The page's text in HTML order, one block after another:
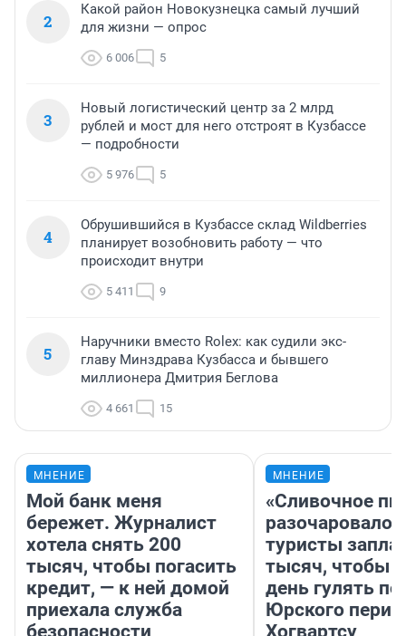
2
Какой район Новокузнецка самый лучший
для жизни — опрос
6 006 5
3
Новый логистический центр за 2 млрд
рублей и мост для него отстроят в Кузбассе
— подробности
5 976 5
4
Обрушившийся в Кузбассе склад Wildberries
планирует возобновить работу — что
происходит внутри
5 411 9
5
Наручники вместо Rolex: как судили экс-
главу Минздрава Кузбасса и бывшего
миллионера Дмитрия Беглова
4 661 15
МНЕНИЕ
Мой банк меня
бережет. Журналист
хотела снять 200
тысяч, чтобы погасить
кредит, — к ней домой
приехала служба
безопасности
МНЕНИЕ
«Сливочное
разочаровало»:
туристы
тысяч, чтобы
день гулять по
Юрского
Хогвартсу